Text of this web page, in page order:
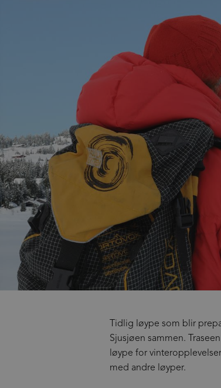
Tidlig løype som blir
Sjusjøen sammen.
løype for
med andre løyper.